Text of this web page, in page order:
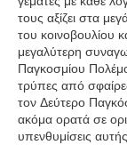
τους αξίζει στα
του κοινοβουλίου
μεγαλύτερη
Παγκοσμίου
τρύπες από
τον Δεύτερο
ακόμα ορατά σε
υπενθυμίσεις